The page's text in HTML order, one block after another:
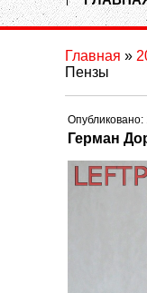
Главная »
Пензы
Опубликовано:
Герман